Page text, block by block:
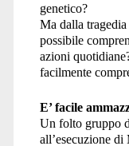
genetico?
Ma dalla
possibile
azioni
facilmente
E’ facile
Un folto gruppo
all’esecuzione